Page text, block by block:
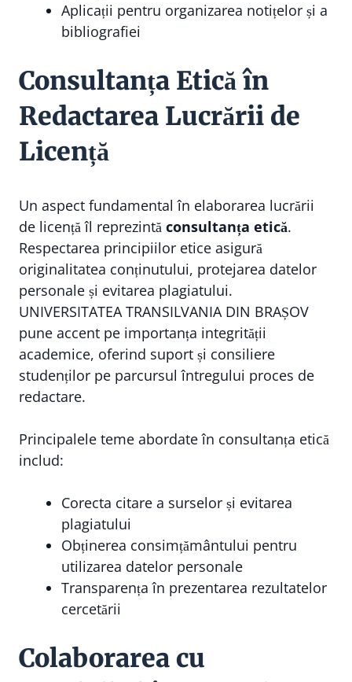
Aplicații pentru organizarea notițelor și a
bibliografiei
Consultanța Etică în
Redactarea Lucrării de
Licență
Un aspect fundamental în elaborarea lucrării
de licență îl reprezintă consultanța etică.
Respectarea principiilor etice asigură
originalitatea conținutului, protejarea datelor
personale și evitarea plagiatului.
UNIVERSITATEA TRANSILVANIA DIN BRAȘOV
pune accent pe importanța integrității
academice, oferind suport și consiliere
studenților pe parcursul întregului proces de
redactare.
Principalele teme abordate în consultanța etică
includ:
Corecta citare a surselor și evitarea
plagiatului
Obținerea consimțământului pentru
utilizarea datelor personale
Transparența în prezentarea rezultatelor
cercetării
Colaborarea cu